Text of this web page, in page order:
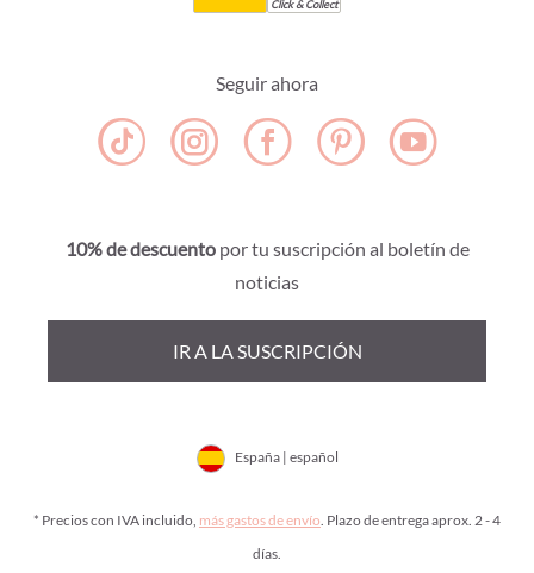
Click & Collect
Seguir ahora
10% de descuentopor tu suscripción al boletín de
noticias
IR A LA SUSCRIPCIÓN
España | español
* Precios con IVA incluido, más gastos de envío. Plazo de entrega aprox. 2 - 4
días.